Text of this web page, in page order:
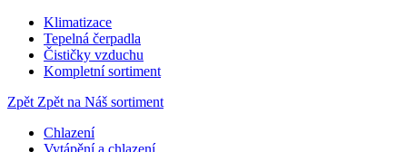
Klimatizace
Tepelná čerpadla
Čističky vzduchu
Kompletní sortiment
Zpět Zpět na Náš sortiment
Chlazení
Vytápění a chlazení